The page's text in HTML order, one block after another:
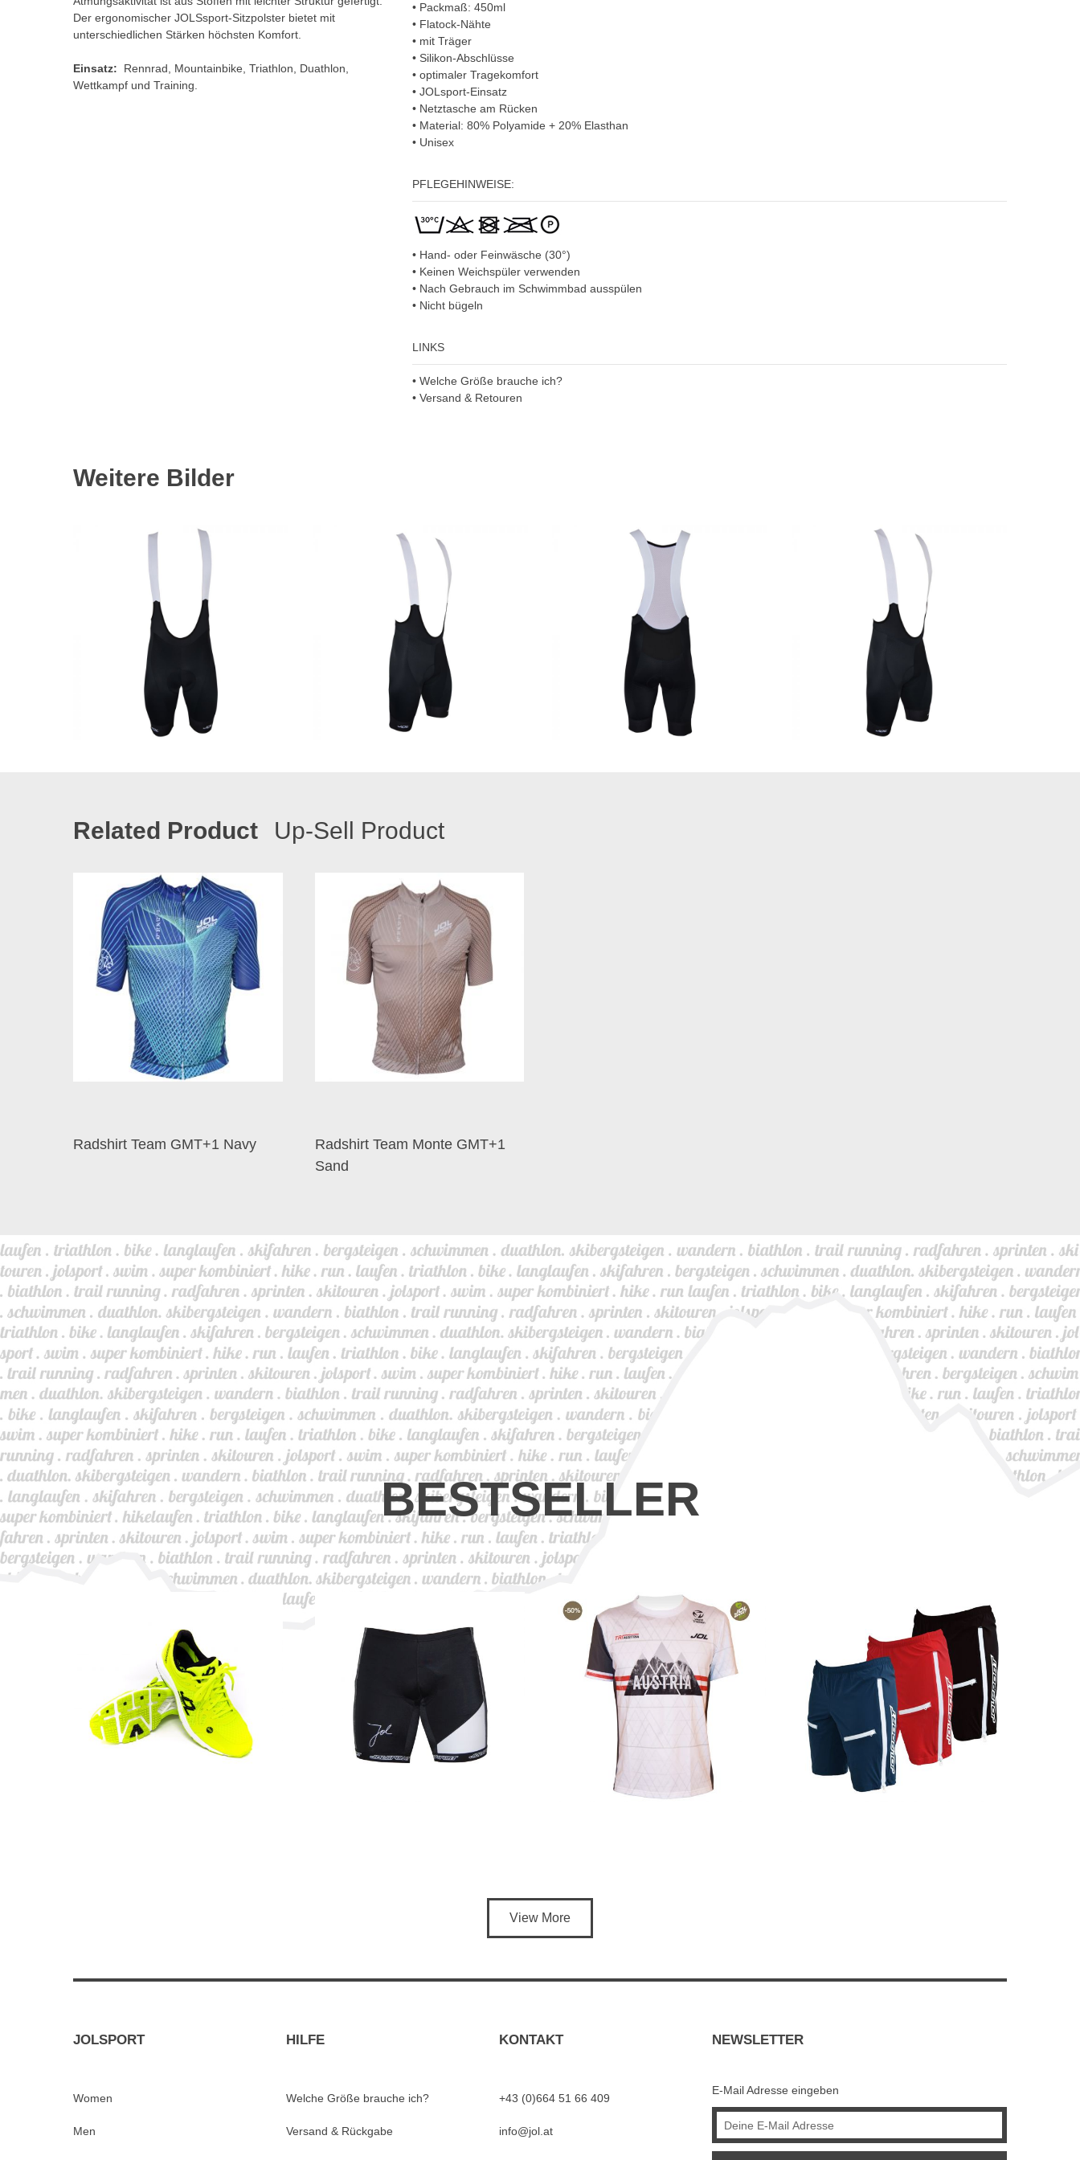
• Packmaß: 450ml
• Flatock-Nähte
• mit Träger
• Silikon-Abschlüsse
• optimaler Tragekomfort
• JOLsport-Einsatz
• Netztasche am Rücken
• Material: 80% Polyamide + 20% Elasthan
• Unisex
PFLEGEHINWEISE:
• Hand- oder Feinwäsche (30°)
• Keinen Weichspüler verwenden
• Nach Gebrauch im Schwimmbad ausspülen
• Nicht bügeln
LINKS
• Welche Größe brauche ich?
• Versand & Retouren
Der ergonomischer JOLSsport-Sitzpolster bietet mit
unterschiedlichen Stärken höchsten Komfort.
Einsatz: Rennrad, Mountainbike, Triathlon, Duathlon,
Wettkampf und Training.
Weitere Bilder
Related Product Up-Sell Product
Radshirt Team GMT+1 Navy
Radshirt Team Monte GMT+1
Sand
BESTSELLER
View More
JOLSPORT
Women
Men
HILFE
Welche Größe brauche ich?
Versand & Rückgabe
KONTAKT
+43 (0)664 51 66 409
info@jol.at
NEWSLETTER
E-Mail Adresse eingeben